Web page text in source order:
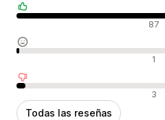
Reseñas positivas 87
Reseñas neutras 1
Reseñas negativas 3
Todas las reseñas